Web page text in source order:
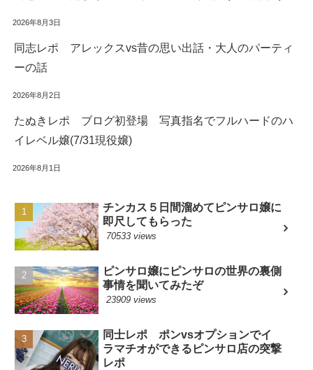
2026年8月3日
同志レポ アレックスvs昔の思い出話・大人のパーティ
ーの話
2026年8月2日
たぬきレポ ブログ初登場 写真指名でフルハードのハ
イレベル嬢(7/31現役嬢)
2026年8月1日
チンカス５日間溜めてピンサロ嬢に
即尺してもらった
70533 views
ピンサロ嬢にピンサロの世界の裏側
事情を聞いてみたぞ
23909 views
同士レポ ポンvsオプションでイ
ラマチオができるピンサロ店の突撃
レポ